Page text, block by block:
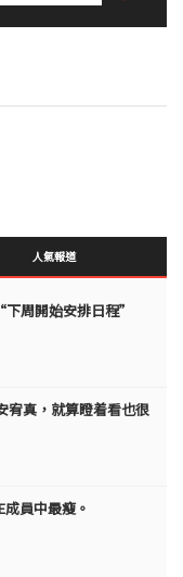
人氣報道
下周開始安排日程”
真，就算瞪着看也很
員中最瘦。